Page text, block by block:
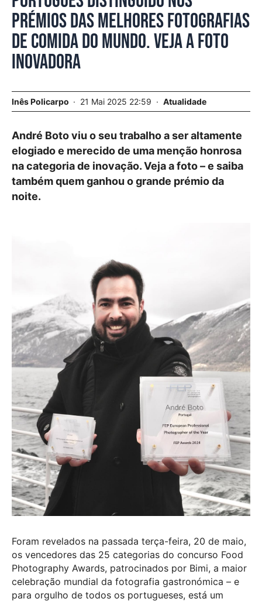
prémios das melhores fotografias
de comida do mundo. Veja a foto
inovadora
Inês Policarpo 21 Mai 2025 22:59 Atualidade
André Boto viu o seu trabalho a ser altamente
elogiado e merecido de uma menção honrosa
na categoria de inovação. Veja a foto – e saiba
também quem ganhou o grande prémio da
noite.
Foram revelados na passada terça-feira, 20 de maio,
os vencedores das 25 categorias do concurso Food
Photography Awards, patrocinados por Bimi, a maior
celebração mundial da fotografia gastronómica – e
para orgulho de todos os portugueses, está um